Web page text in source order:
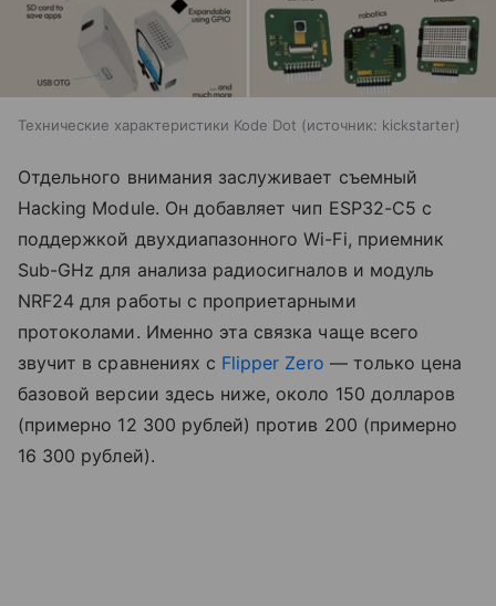
Технические характеристики Kode Dot источник: kickstarter
Отдельного внимания заслуживает съемный
Hacking Module. Он добавляет чип ESP32-C5 с
поддержкой двухдиапазонного Wi-Fi, приемник
Sub-GHz для анализа радиосигналов и модуль
NRF24 для работы с проприетарными
протоколами. Именно эта связка чаще всего
звучит в сравнениях с Flipper Zero — только цена
базовой версии здесь ниже, около 150 долларов
(примерно 12 300 рублей) против 200 (примерно
16 300 рублей).